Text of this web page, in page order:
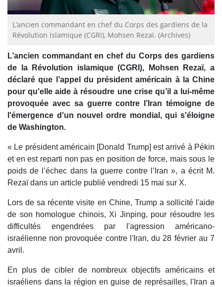
L’ancien commandant en chef du Corps des gardiens de la
Révolution islamique (CGRI), Mohsen Rezaï. (Archives)
L’ancien commandant en chef du Corps des gardiens
de la Révolution islamique (CGRI), Mohsen Rezaï, a
déclaré que l’appel du président américain à la Chine
pour qu'elle aide à résoudre une crise qu’il a lui-même
provoquée avec sa guerre contre l’Iran témoigne de
l'émergence d'un nouvel ordre mondial, qui s'éloigne
de Washington.
« Le président américain [Donald Trump] est arrivé à Pékin
et en est reparti non pas en position de force, mais sous le
poids de l’échec dans la guerre contre l’Iran », a écrit M.
Rezaï dans un article publié vendredi 15 mai sur X.
Lors de sa récente visite en Chine, Trump a sollicité l'aide
de son homologue chinois, Xi Jinping, pour résoudre les
difficultés engendrées par l'agression américano-
israélienne non provoquée contre l'Iran, du 28 février au 7
avril.
En plus de cibler de nombreux objectifs américains et
israéliens dans la région en guise de représailles, l'Iran a